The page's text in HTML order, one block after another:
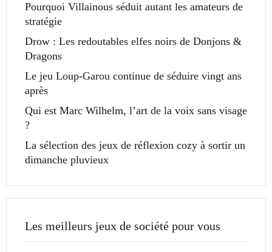
Pourquoi Villainous séduit autant les amateurs de
stratégie
Drow : Les redoutables elfes noirs de Donjons &
Dragons
Le jeu Loup-Garou continue de séduire vingt ans
après
Qui est Marc Wilhelm, l’art de la voix sans visage
?
La sélection des jeux de réflexion cozy à sortir un
dimanche pluvieux
Les meilleurs jeux de société pour vous